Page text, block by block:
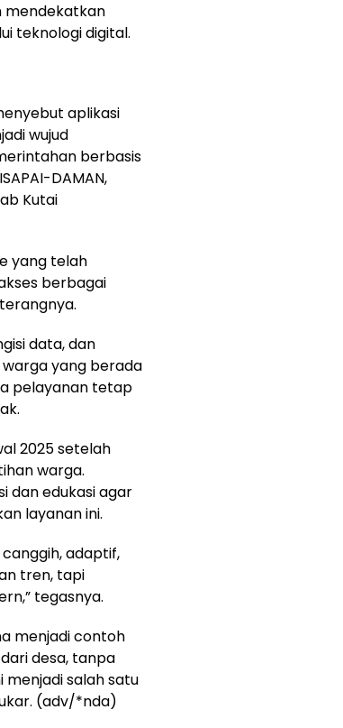
mendekatkan
teknologi digital.
aplikasi
wujud
berbasis
DAMAN,
Kutai
yang telah
berbagai
data, dan
yang berada
pelayanan tetap
2025 setelah
warga.
dan edukasi agar
layanan ini.
adaptif,
tren, tapi
tegasnya.
menjadi contoh
desa, tanpa
menjadi salah satu
(adv/*nda)